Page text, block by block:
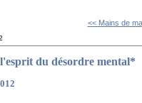
<< Mains de
du désordre mental*